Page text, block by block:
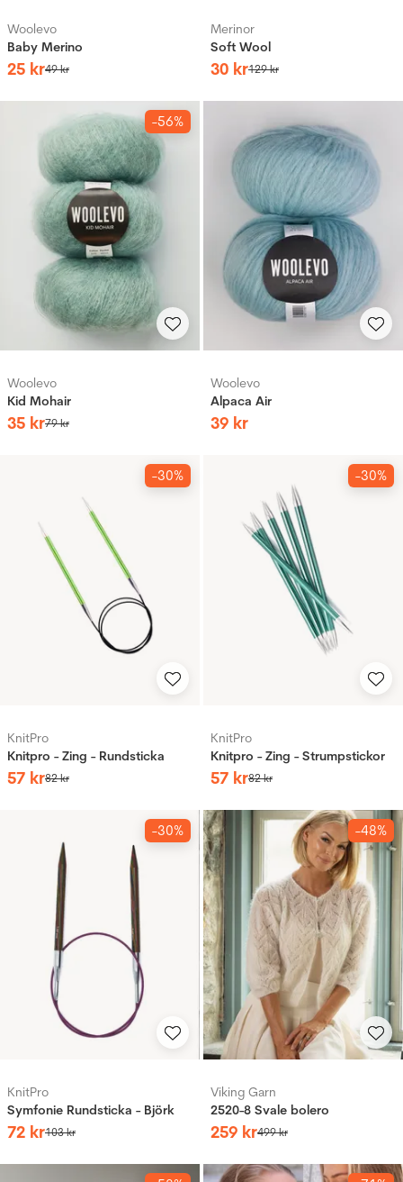
Woolevo
Baby Merino ‎
25 kr49kr
Merinor
Soft Wool
30 kr129kr
-56%
Woolevo
Kid Mohair
35 kr79kr
Woolevo
Alpaca Air
39 kr
-30%
KnitPro
Knitpro - Zing - Rundsticka
57 kr82kr
-30%
KnitPro
Knitpro - Zing - Strumpstickor
57 kr82kr
-30%
KnitPro
Symfonie Rundsticka - Björk
72 kr103kr
-48%
Viking Garn
2520-8 Svale bolero
259 kr499kr